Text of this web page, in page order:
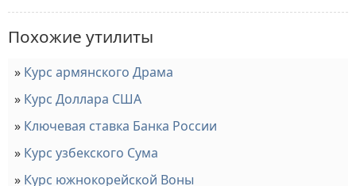
Похожие утилиты
Курс армянского Драма
Курс Доллара США
Ключевая ставка Банка России
Курс узбекского Сума
Курс южнокорейской Воны